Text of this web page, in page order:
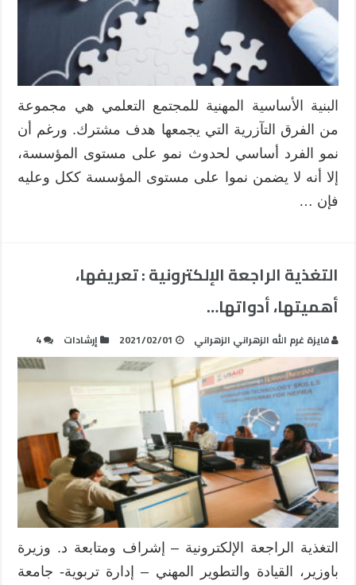
البنية الأساسية المهنية للمجتمع التعلمي هي مجموعة
من الفرق التآزرية التي يجمعها هدف مشترك. ورغم أن
نمو الفرد أساسي لحدوث نمو على مستوى المؤسسة،
إلا أنه لا يضمن نموا على مستوى المؤسسة ككل وعليه
فإن …
التغذية الراجعة الإلكترونية : تعريفها،
أهميتها، أدواتها…
فايزة غرم الله الزهراني الزهراني 2021/02/01 إرشادات 4
التغذية الراجعة الإلكترونية – إشراف ومتابعة د. وزيرة
باوزير، القيادة والتطوير المهني – إدارة تربوية- جامعة